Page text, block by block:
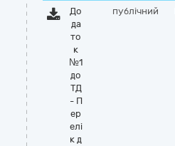
До
да
то
к
№1
до
ТД
- П
ер
елі
к д
публічний